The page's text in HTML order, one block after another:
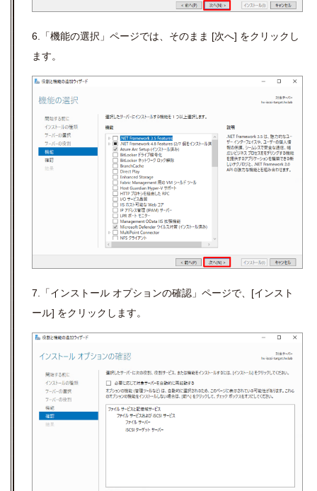
6.「機能の選択」ページでは、そのまま [次へ] をクリックし
ます。
7.「インストール オプションの確認」ページで、[インスト
ール] をクリックします。